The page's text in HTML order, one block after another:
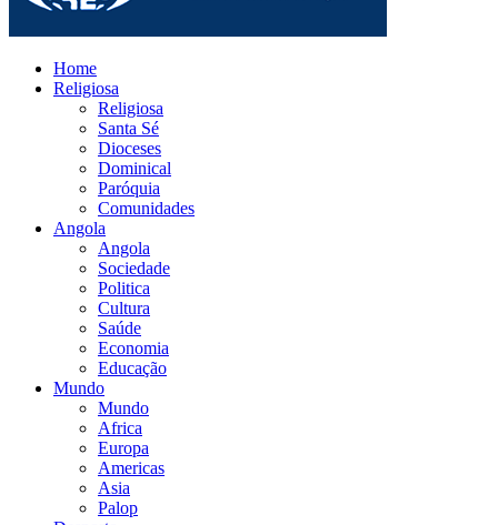
Home
Religiosa
Religiosa
Santa Sé
Dioceses
Dominical
Paróquia
Comunidades
Angola
Angola
Sociedade
Politica
Cultura
Saúde
Economia
Educação
Mundo
Mundo
Africa
Europa
Americas
Asia
Palop